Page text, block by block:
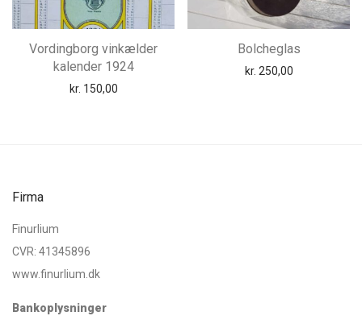
Vordingborg vinkælder
kalender 1924
kr. 150,00
Bolcheglas
kr. 250,00
Firma
Finurlium
CVR: 41345896
www.finurlium.dk
Bankoplysninger